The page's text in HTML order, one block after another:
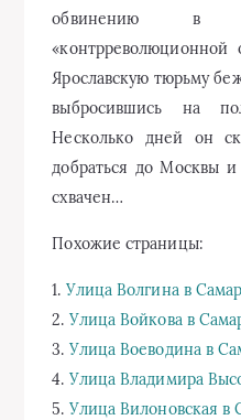
обвинению в
Ярославскую тюрьму
выбросившись на
Несколько дней он
добраться до Москвы
схвачен…
Похожие страницы:
1. Улица Волгина в
2. Улица Войкова в
3. Улица Воеводина в
4. Улица Владимира
5. Улица Вилоновская в